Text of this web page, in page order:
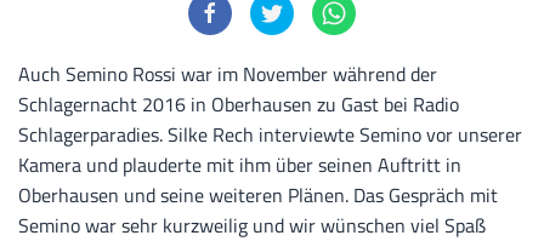
Auch Semino Rossi war im November während der
Schlagernacht 2016 in Oberhausen zu Gast bei Radio
Schlagerparadies. Silke Rech interviewte Semino vor unserer
Kamera und plauderte mit ihm über seinen Auftritt in
Oberhausen und seine weiteren Plänen. Das Gespräch mit
Semino war sehr kurzweilig und wir wünschen viel Spaß